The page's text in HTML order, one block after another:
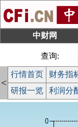
中财网
查询:
<
行情首页 财务指
研报一览
利润分